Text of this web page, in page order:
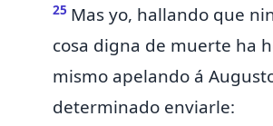
25 Mas yo, hallando que
cosa digna de muerte ha
mismo apelando á
determinado enviarle: